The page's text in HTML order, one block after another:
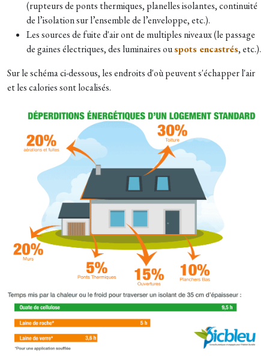
(rupteurs de ponts thermiques, planelles isolantes, continuité
de l’isolation sur l’ensemble de l’enveloppe, etc.).
Les sources de fuite d'air ont de multiples niveaux (le passage
de gaines électriques, des luminaires ouspots encastrés, etc.).
Sur le schéma ci-dessous, les endroits d'où peuvent s'échapper l'air
et les calories sont localisés.